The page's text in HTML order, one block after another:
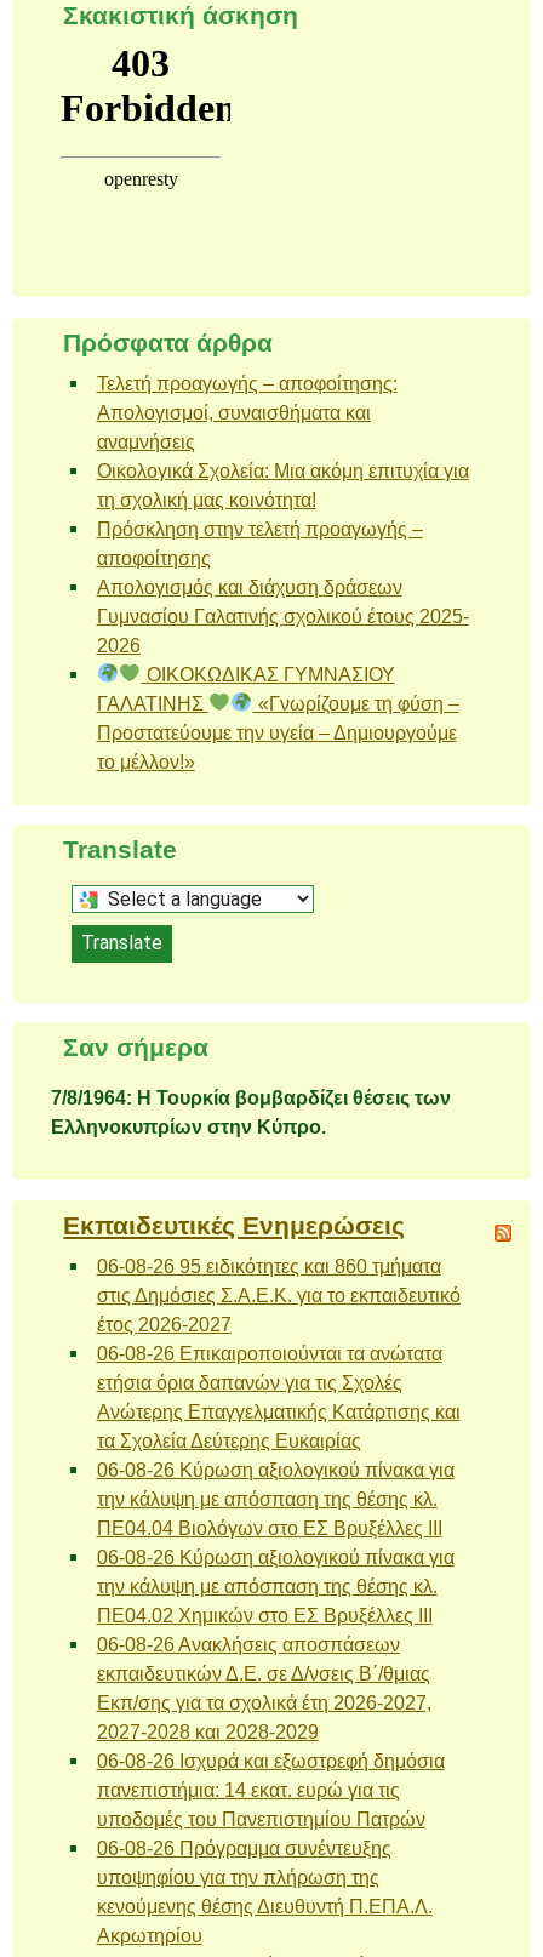
Σκακιστική άσκηση
Πρόσφατα άρθρα
Τελετή προαγωγής – αποφοίτησης:
Απολογισμοί, συναισθήματα και
αναμνήσεις
Οικολογικά Σχολεία: Μια ακόμη επιτυχία για
τη σχολική μας κοινότητα!
Πρόσκληση στην τελετή προαγωγής –
αποφοίτησης
Απολογισμός και διάχυση δράσεων
Γυμνασίου Γαλατινής σχολικού έτους 2025-
2026
ΟΙΚΟΚΩΔΙΚΑΣ ΓΥΜΝΑΣΙΟΥ
ΓΑΛΑΤΙΝΗΣ
«Γνωρίζουμε τη φύση –
Προστατεύουμε την υγεία – Δημιουργούμε
το μέλλον!»
Translate
Select
a
language
this
Translate
Σαν σήμερα
7/8/1964: Η Τουρκία βομβαρδίζει θέσεις των
Ελληνοκυπρίων στην Κύπρο.
Εκπαιδευτικές Ενημερώσεις
06-08-26 95 ειδικότητες και 860 τμήματα
στις Δημόσιες Σ.Α.Ε.Κ. για το εκπαιδευτικό
έτος 2026-2027
06-08-26 Επικαιροποιούνται τα ανώτατα
ετήσια όρια δαπανών για τις Σχολές
Ανώτερης Επαγγελματικής Κατάρτισης και
τα Σχολεία Δεύτερης Ευκαιρίας
06-08-26 Κύρωση αξιολογικού πίνακα για
την κάλυψη με απόσπαση της θέσης κλ.
ΠΕ04.04 Βιολόγων στο ΕΣ Βρυξέλλες ΙΙΙ
06-08-26 Κύρωση αξιολογικού πίνακα για
την κάλυψη με απόσπαση της θέσης κλ.
ΠΕ04.02 Χημικών στο ΕΣ Βρυξέλλες ΙΙΙ
06-08-26 Ανακλήσεις αποσπάσεων
εκπαιδευτικών Δ.Ε. σε Δ/νσεις Β΄/θμιας
Εκπ/σης για τα σχολικά έτη 2026-2027,
2027-2028 και 2028-2029
06-08-26 Ισχυρά και εξωστρεφή δημόσια
πανεπιστήμια: 14 εκατ. ευρώ για τις
υποδομές του Πανεπιστημίου Πατρών
06-08-26 Πρόγραμμα συνέντευξης
υποψηφίου για την πλήρωση της
κενούμενης θέσης Διευθυντή Π.ΕΠΑ.Λ.
Ακρωτηρίου